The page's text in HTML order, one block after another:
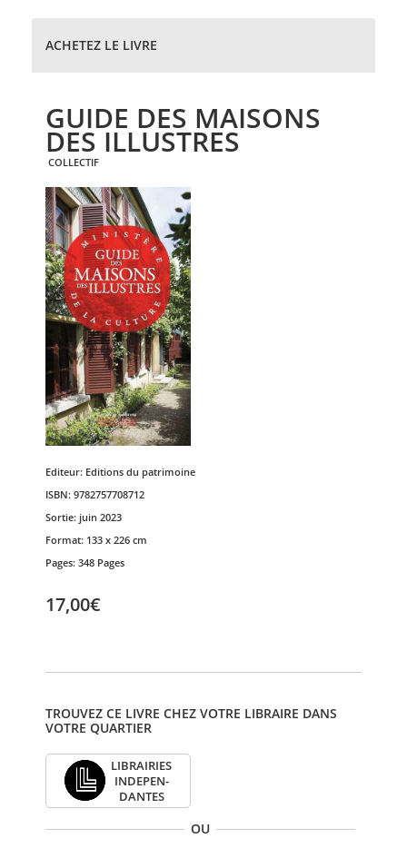
ACHETEZ LE LIVRE
GUIDE DES MAISONS
DES ILLUSTRES
COLLECTIF
Editeur: Editions du patrimoine
ISBN: 9782757708712
Sortie: juin 2023
Format: 133 x 226 cm
Pages: 348 Pages
17,00€
TROUVEZ CE LIVRE CHEZ VOTRE LIBRAIRE DANS
VOTRE QUARTIER
LIBRAI­RIES
INDE­PEN­
DANTES
OU